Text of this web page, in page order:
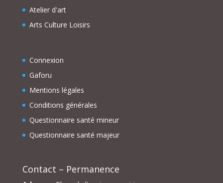
Atelier d'art
Arts Culture Loisirs
Connexion
Gaforu
Mentions légales
Conditions générales
Questionnaire santé mineur
Questionnaire santé majeur
Contact – Permanence